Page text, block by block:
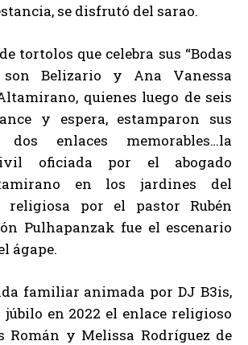
se disfrutó del sarao.
tortolos que celebra sus “Bodas
son Belizario y Ana Vanessa
quienes luego de seis
y espera, estamparon sus
enlaces memorables…la
oficiada por el abogado
en los jardines del
por el pastor Rubén
Pulhapanzak fue el escenario
ágape.
familiar animada por DJ B3is,
júbilo en 2022 el enlace religioso
Román y Melissa Rodríguez de